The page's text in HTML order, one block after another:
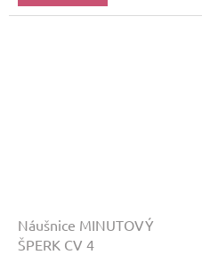
Náušnice MINUTOVÝ
ŠPERK CV 4